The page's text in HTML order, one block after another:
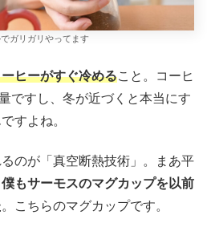
ガリガリやってます
ヒーがすぐ冷めること。コーヒ
ですし、冬が近づくと本当にす
すよね。
のが「真空断熱技術」。まあ平
僕もサーモスのマグカップを以前
。こちらのマグカップです。